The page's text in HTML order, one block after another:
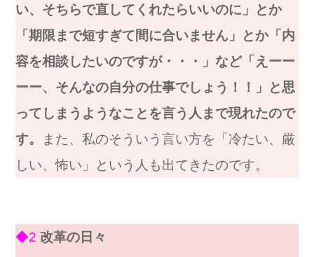
い、そちらで直してくれたらいいのに」とか
「期限まで短すぎて間に合いません」とか「内
容を相談したいのですが・・・」など「えーー
ーー、そんなの自分の仕事でしょう！！」と思
ってしまうようなことを言う人まで現れたので
す。
また、私のそういう言い方を「冷たい、厳
しい、怖い」という人も出てきたのです。
◆2 改革の日々